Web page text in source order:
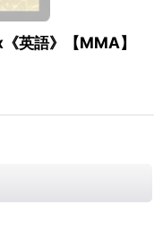
英語》【MMA】